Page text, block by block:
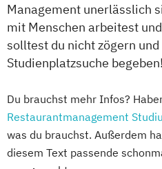
Management unerlässlich
mit Menschen arbeitest
solltest du nicht zögern
Studienplatzsuche begeben!
Du brauchst mehr Infos?
Restaurantmanagement
was du brauchst. Außerdem
diesem Text passende